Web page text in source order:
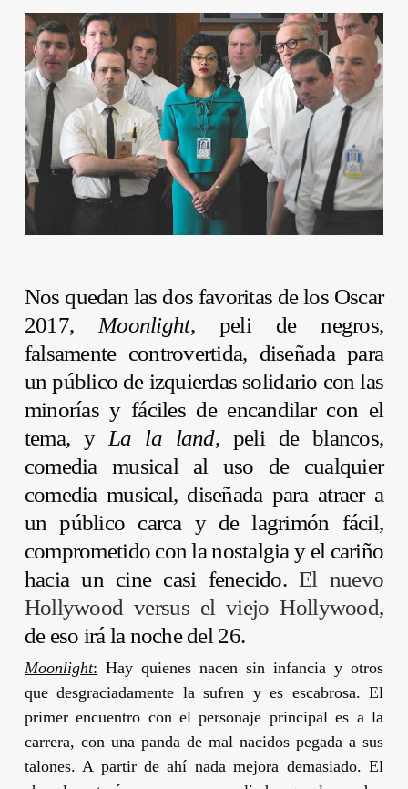
Nos quedan las dos favoritas de los Oscar
2017, Moonlight, peli de negros,
falsamente controvertida, diseñada para
un público de izquierdas solidario con las
minorías y fáciles de encandilar con el
tema, y La la land, peli de blancos,
comedia musical al uso de cualquier
comedia musical, diseñada para atraer a
un público carca y de lagrimón fácil,
comprometido con la nostalgia y el cariño
hacia un cine casi fenecido.El nuevo
Hollywood versus el viejo Hollywood,
de eso irá la noche del 26.
Moonlight: Hay quienes nacen sin infancia y otros
que desgraciadamente la sufren y es escabrosa. El
primer encuentro con el personaje principal es a la
carrera, con una panda de mal nacidos pegada a sus
talones. A partir de ahí nada mejora demasiado. El